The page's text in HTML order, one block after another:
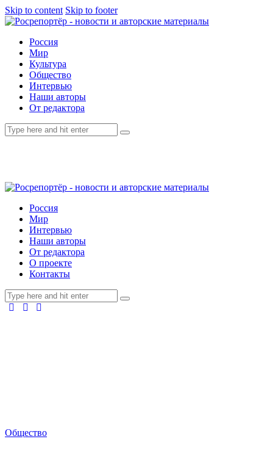
Skip to content Skip to footer
Россия
Мир
Культура
Общество
Интервью
Наши авторы
От редактора
Россия
Мир
Интервью
Наши авторы
От редактора
О проекте
Контакты
Общество